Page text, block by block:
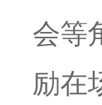
会等
励在